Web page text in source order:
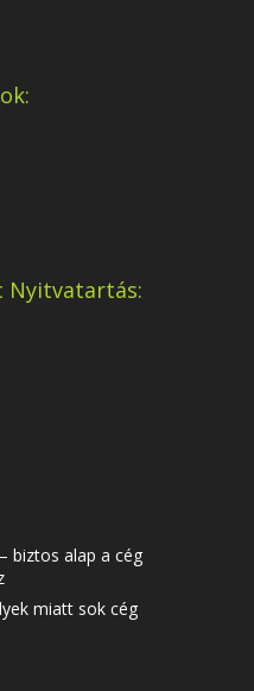
Nyitvatartás:
biztos alap a cég
miatt sok cég